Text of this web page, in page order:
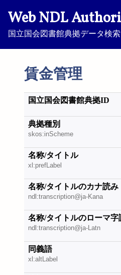
Web NDL
国立国会図書館典拠データ検
賃金管理
国立国会図書館典拠ID
典拠種別
skos:inScheme
名称/タイトル
xl:prefLabel
名称/タイトルのカナ読み
ndl:transcription@ja-Kana
名称/タイトルのローマ字
ndl:transcription@ja-Latn
同義語
xl:altLabel